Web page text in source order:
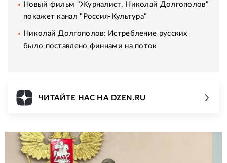
Новый фильм "Журналист. Николай Долгополов"
покажет канал "Россия-Культура"
Николай Долгополов: Истребление русских
было поставлено финнами на поток
ЧИТАЙТЕ НАС НА DZEN.RU